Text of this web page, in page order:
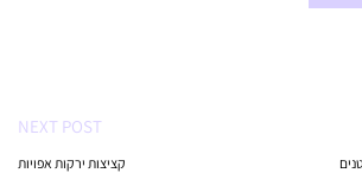
NEXT POST
קציצות ירקות אפויות